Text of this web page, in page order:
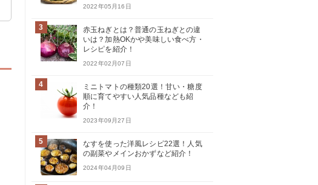
2022年05月16日
3
赤玉ねぎとは？普通の玉ねぎとの違
いは？加熱OKかや美味しい食べ方・
レシピを紹介！
2022年02月07日
4
ミニトマトの種類20選！甘い・糖度
順に育てやすい人気品種なども紹
介！
2023年09月27日
5
なすを使った洋風レシピ22選！人気
の副菜やメインおかずなど紹介！
2024年04月09日